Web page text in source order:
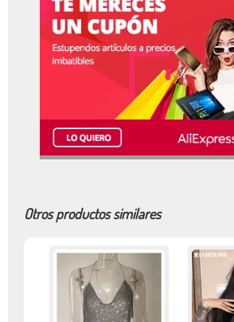
Otros productos similares